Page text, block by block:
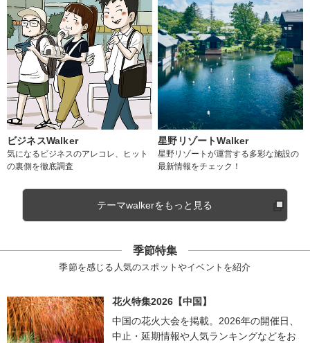
ビジネスWalker
気になるビジネスのアレコレ、ヒット
の裏側を徹底調査
星野リゾートWalker
星野リゾートが運営する多彩な施設の
最新情報をチェック！
テーマwalkerをもっと見る
季節特集
季節を感じる人気のスポットやイベントを紹介
花火特集2026【中国】
中国の花火大会を掲載。2026年の開催日、
中止・延期情報や人気ランキングなどをお